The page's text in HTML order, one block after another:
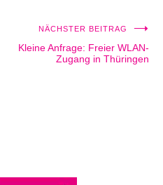
NÄCHSTER BEITRAG
Kleine Anfrage: Freier WLAN-
Zugang in Thüringen